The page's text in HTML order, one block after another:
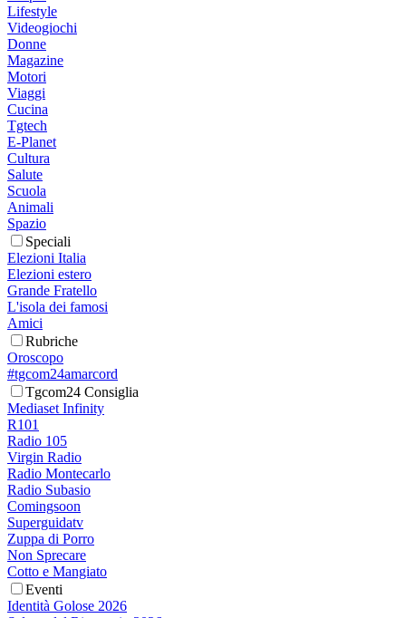
Lifestyle
Videogiochi
Donne
Magazine
Motori
Viaggi
Cucina
Tgtech
E-Planet
Cultura
Salute
Scuola
Animali
Spazio
Speciali
Elezioni Italia
Elezioni estero
Grande Fratello
L'isola dei famosi
Amici
Rubriche
Oroscopo
#tgcom24amarcord
Tgcom24 Consiglia
Mediaset Infinity
R101
Radio 105
Virgin Radio
Radio Montecarlo
Radio Subasio
Comingsoon
Superguidatv
Zuppa di Porro
Non Sprecare
Cotto e Mangiato
Eventi
Identità Golose 2026